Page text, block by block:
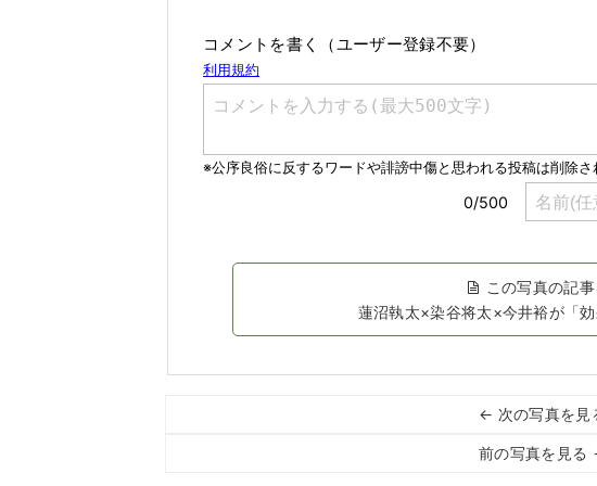
コメントを書く（ユーザー登録不要）
この写真の記
蓮沼執太×染谷将太×今井裕が「
← 次の写真を見
前の写真を見る